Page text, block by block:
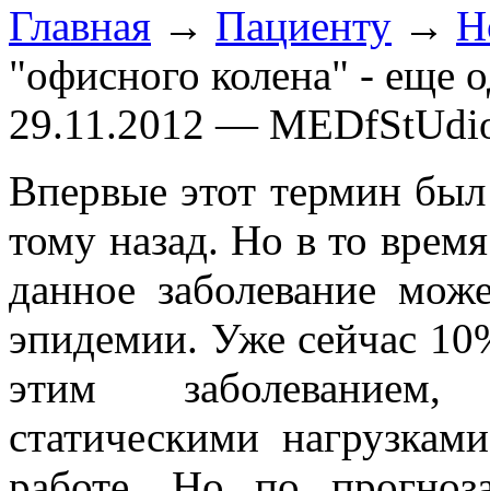
Главная → Пациенту →
"офисного колена" - еще
29.11.2012 —
Впервые этот термин был
тому назад. Но в то
данное заболевание
эпидемии. Уже сейчас
этим
статическими